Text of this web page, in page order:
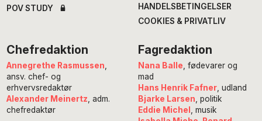
POV STUDY
HANDELSBETINGELSER
COOKIES & PRIVATLIV
Chefredaktion
Annegrethe Rasmussen
ansv. chef- og
erhvervsredaktør
Alexander Meinertz , adm.
chefredaktør
Fagredaktion
Nana Balle , fødevarer og
mad
Hans Henrik Fafner, udland
Bjarke Larsen , politik
Eddie Michel
, musik